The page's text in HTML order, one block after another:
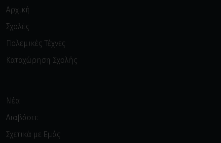
Αρχική
Σχολές
Πολεμικές Τέχνες
Καταχώρηση Σχολής
Νέα
Διαβάστε
Σχετικά με Εμάς